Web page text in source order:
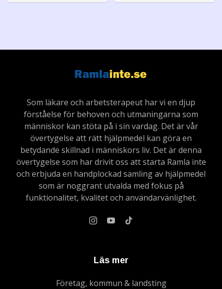
Som läkare och arbetsterapeut har vi en djup
förståelse för behoven och utmaningarna som
människor kan stöta på i sin vardag. Det är vår
övertygelse att rätt hjälpmedel kan göra en
betydande skillnad i människors liv. Det är denna
övertygelse som har drivit oss att starta Ramla inte
och erbjuda en handplockad samling av hjälpmedel
som är noggrant utvalda med fokus på
funktionalitet, kvalitet och användarvänlighet.
Läs mer
Företag, kommun & landsting